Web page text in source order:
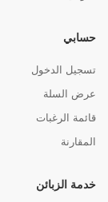
حسابي
تسجيل الدخول
عرض السلة
قائمة الرغبات
المقارنة
خدمة الزبائن